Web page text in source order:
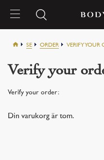
SE ORDER VERIFY YOUR
Verify your
Verify your order:
Din varukorg är tom.